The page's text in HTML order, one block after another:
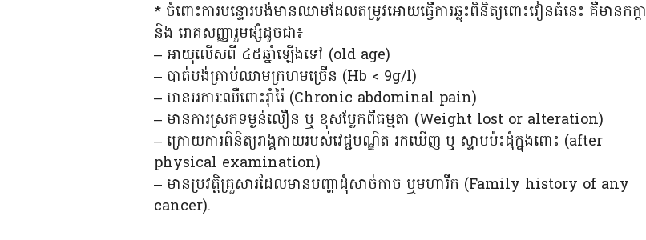
* ចំពោះការបន្ទោរបង់មានឈាមដែលតម្រូវអោយធ្វើការឆ្លុះពិនិត្យពោះវៀនធំនេះ គឺមានកក្តា
និង រោគសញ្ញារួមផ្សំដូចជា៖
– អាយុលើសពី ៤៥ឆ្នាំឡើងទៅ (old age)
– បាត់បង់គ្រាប់ឈាមក្រហមច្រើន (Hb < 9g/l)
– មានអការ:ឈឺពោះរ៉ាំរ៉ៃ (Chronic abdominal pain)
– មានការស្រកទម្ងន់លឿន ឬ ខុសប្លែកពីធម្មតា (Weight lost or alteration)
– ក្រោយការពិនិត្យរាង្គកាយរបស់វេជ្ជបណ្ឌិត រកឃើញ ឬ ស្ទាបប៉ះដុំក្នុងពោះ (after
physical examination)
– មានប្រវត្តិគ្រួសារដែលមានបញ្ហាដុំសាច់កាច ឬមហារីក (Family history of any
cancer).